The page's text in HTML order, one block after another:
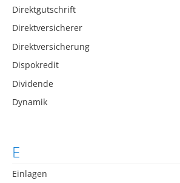
Direktgutschrift
Direktversicherer
Direktversicherung
Dispokredit
Dividende
Dynamik
E
Einlagen